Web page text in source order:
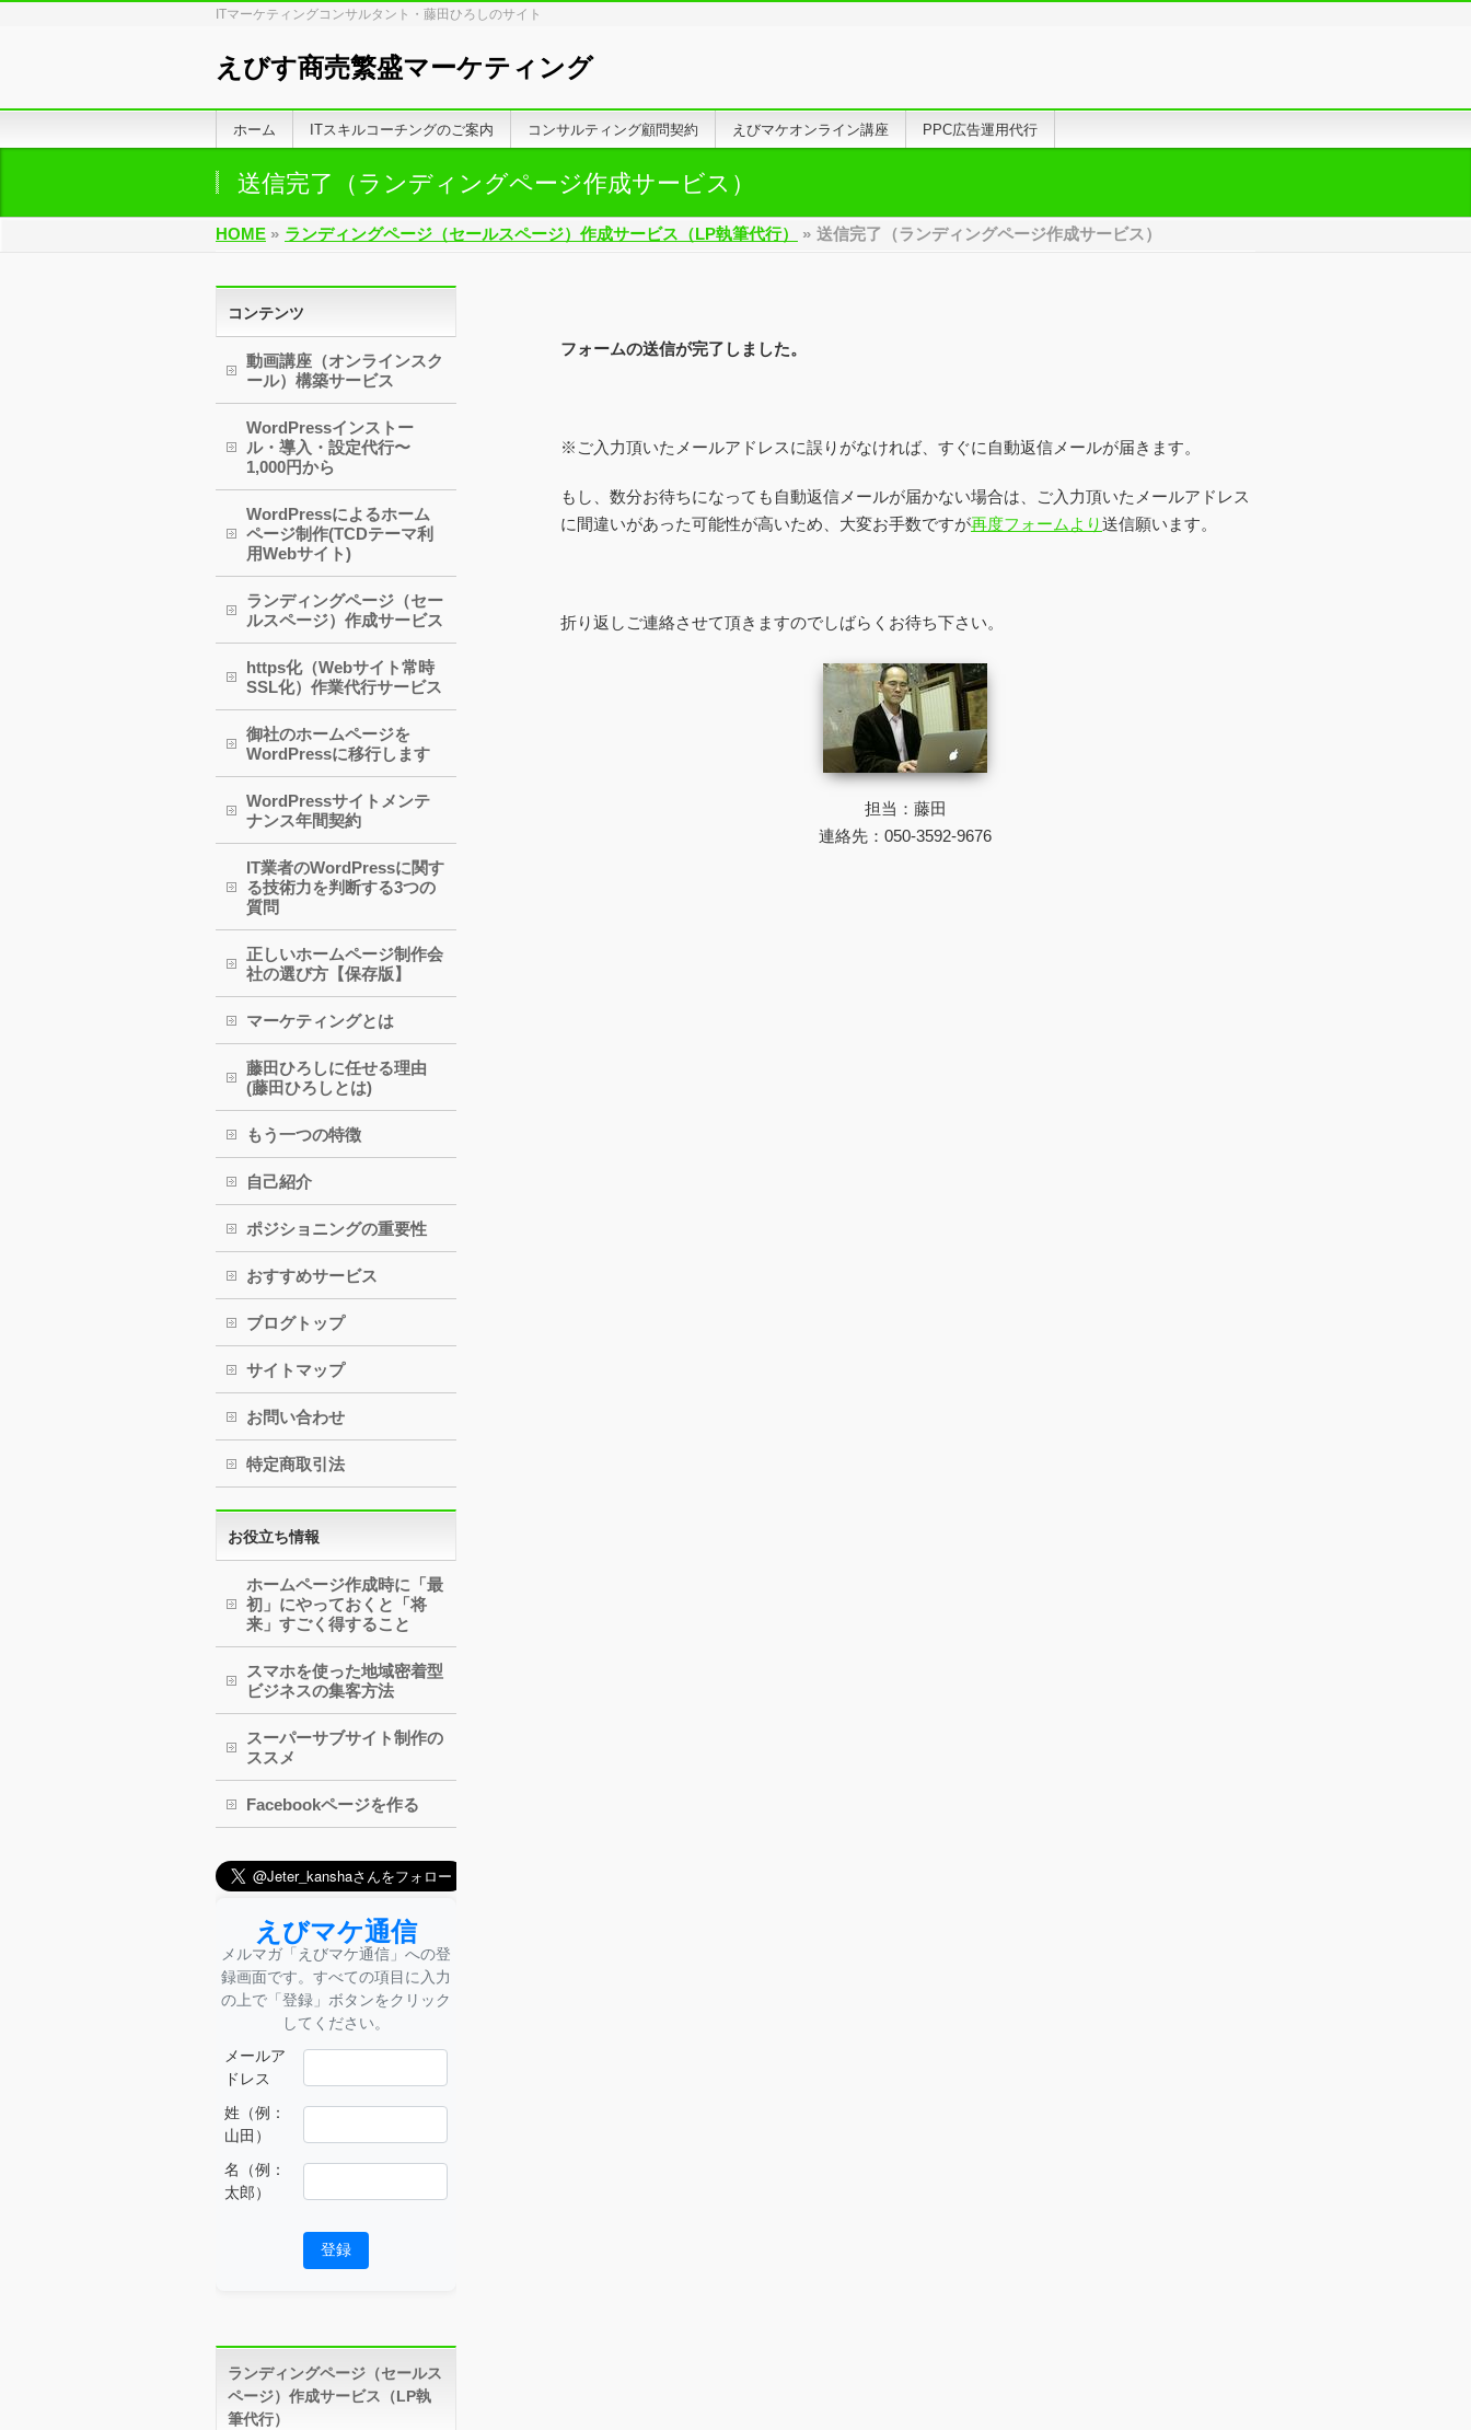
ITマーケティングコンサルタント・藤田ひろしのサイト
えびす商売繁盛マーケティング
ホーム ITスキルコーチングのご案内 コンサルティング顧問契約 えびマケオンライン講座 PPC広告運用代行
送信完了（ランディングページ作成サービス）
HOME » ランディングページ（セールスページ）作成サービス（LP執筆代行） » 送信完了（ランディングページ作成サービス）
フォームの送信が完了しました。
※ご入力頂いたメールアドレスに誤りがなければ、すぐに自動返信メールが届きます。
もし、数分お待ちになっても自動返信メールが届かない場合は、ご入力頂いたメールアドレス
に間違いがあった可能性が高いため、大変お手数ですが再度フォームより送信願います。
折り返しご連絡させて頂きますのでしばらくお待ち下さい。
担当：藤田
連絡先：050-3592-9676
コンテンツ
動画講座（オンラインスク
ール）構築サービス
WordPressインストー
ル・導入・設定代行〜
1,000円から
WordPressによるホーム
ページ制作(TCDテーマ利
用Webサイト)
ランディングページ（セー
ルスページ）作成サービス
https化（Webサイト常時
SSL化）作業代行サービス
御社のホームページを
WordPressに移行します
WordPressサイトメンテ
ナンス年間契約
IT業者のWordPressに関す
る技術力を判断する3つの
質問
正しいホームページ制作会
社の選び方【保存版】
マーケティングとは
藤田ひろしに任せる理由
(藤田ひろしとは)
もう一つの特徴
自己紹介
ポジショニングの重要性
おすすめサービス
ブログトップ
サイトマップ
お問い合わせ
特定商取引法
お役立ち情報
ホームページ作成時に「最
初」にやっておくと「将
来」すごく得すること
スマホを使った地域密着型
ビジネスの集客方法
スーパーサブサイト制作の
ススメ
Facebookページを作る
えびマケ通信
メルマガ「えびマケ通信」への登
録画面です。すべての項目に入力
の上で「登録」ボタンをクリック
してください。
メールア
ドレス
姓（例：
山田）
名（例：
太郎）
登録
ランディングページ（セールス
ページ）作成サービス（LP執
筆代行）